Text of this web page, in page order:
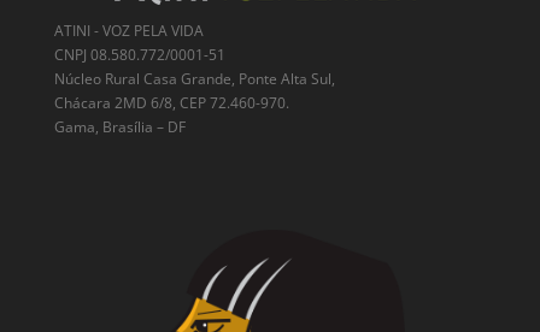
ATINI - VOZ PELA VIDA
CNPJ 08.580.772/0001-51
Núcleo Rural Casa Grande, Ponte Alta Sul,
Chácara 2MD 6/8, CEP 72.460-970.
Gama, Brasília – DF